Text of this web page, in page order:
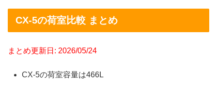
CX-5の荷室比較 まとめ
まとめ更新日: 2026/05/24
CX-5の荷室容量は466L